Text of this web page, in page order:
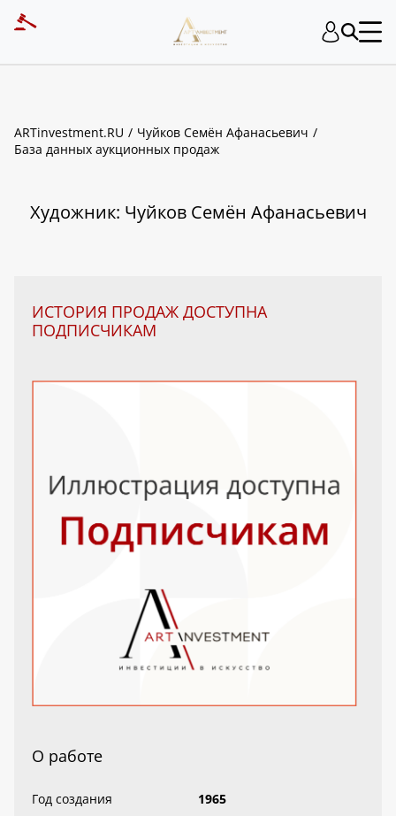
ARTinvestment.RU
Чуйков Семён Афанасьевич
База данных аукционных продаж
Художник: Чуйков Семён Афанасьевич
ИСТОРИЯ ПРОДАЖ ДОСТУПНА
ПОДПИСЧИКАМ
О работе
Год создания
1965